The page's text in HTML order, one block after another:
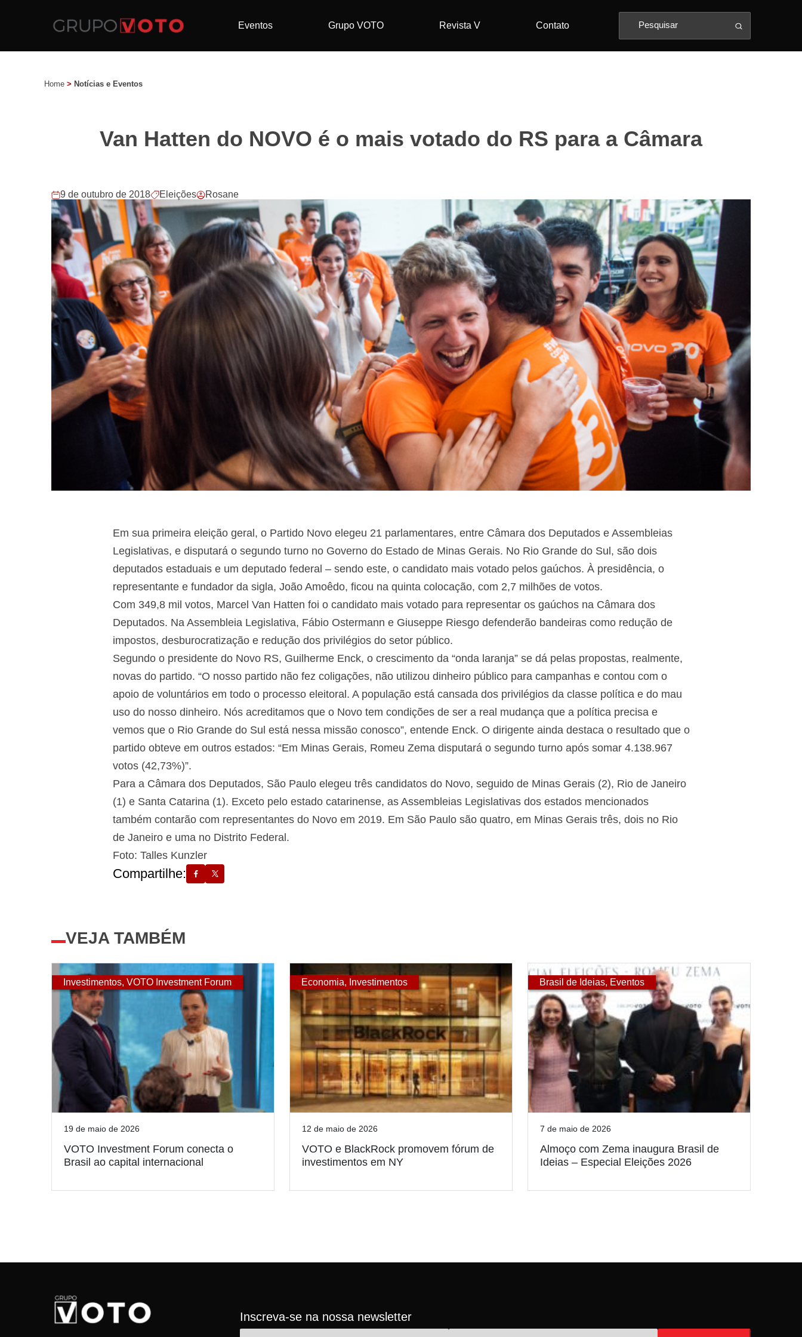
Eventos Grupo VOTO Revista V Contato
Home > Notícias e Eventos
Van Hatten do NOVO é o mais votado do RS para a Câmara
9 de outubro de 2018 Eleições Rosane
Em sua primeira eleição geral, o Partido Novo elegeu 21 parlamentares, entre Câmara dos Deputados e Assembleias
Legislativas, e disputará o segundo turno no Governo do Estado de Minas Gerais. No Rio Grande do Sul, são dois
deputados estaduais e um deputado federal – sendo este, o candidato mais votado pelos gaúchos. À presidência, o
representante e fundador da sigla, João Amoêdo, ficou na quinta colocação, com 2,7 milhões de votos.
Com 349,8 mil votos, Marcel Van Hatten foi o candidato mais votado para representar os gaúchos na Câmara dos
Deputados. Na Assembleia Legislativa, Fábio Ostermann e Giuseppe Riesgo defenderão bandeiras como redução de
impostos, desburocratização e redução dos privilégios do setor público.
Segundo o presidente do Novo RS, Guilherme Enck, o crescimento da “onda laranja” se dá pelas propostas, realmente,
novas do partido. “O nosso partido não fez coligações, não utilizou dinheiro público para campanhas e contou com o
apoio de voluntários em todo o processo eleitoral. A população está cansada dos privilégios da classe política e do mau
uso do nosso dinheiro. Nós acreditamos que o Novo tem condições de ser a real mudança que a política precisa e
vemos que o Rio Grande do Sul está nessa missão conosco”, entende Enck. O dirigente ainda destaca o resultado que o
partido obteve em outros estados: “Em Minas Gerais, Romeu Zema disputará o segundo turno após somar 4.138.967
votos (42,73%)”.
Para a Câmara dos Deputados, São Paulo elegeu três candidatos do Novo, seguido de Minas Gerais (2), Rio de Janeiro
(1) e Santa Catarina (1). Exceto pelo estado catarinense, as Assembleias Legislativas dos estados mencionados
também contarão com representantes do Novo em 2019. Em São Paulo são quatro, em Minas Gerais três, dois no Rio
de Janeiro e uma no Distrito Federal.
Foto: Talles Kunzler
Compartilhe:
VEJA TAMBÉM
Investimentos, VOTO Investment Forum
19 de maio de 2026
VOTO Investment Forum conecta o
Brasil ao capital internacional
Economia, Investimentos
12 de maio de 2026
VOTO e BlackRock promovem fórum de
investimentos em NY
Brasil de Ideias, Eventos
7 de maio de 2026
Almoço com Zema inaugura Brasil de
Ideias – Especial Eleições 2026
Inscreva-se na nossa newsletter